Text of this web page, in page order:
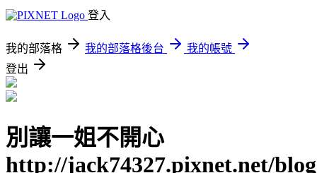
登入
我的部落格 我的部落格後台
我的帳號
登出
別讓一姐不開心
http://jack74327.pixnet.net/blog